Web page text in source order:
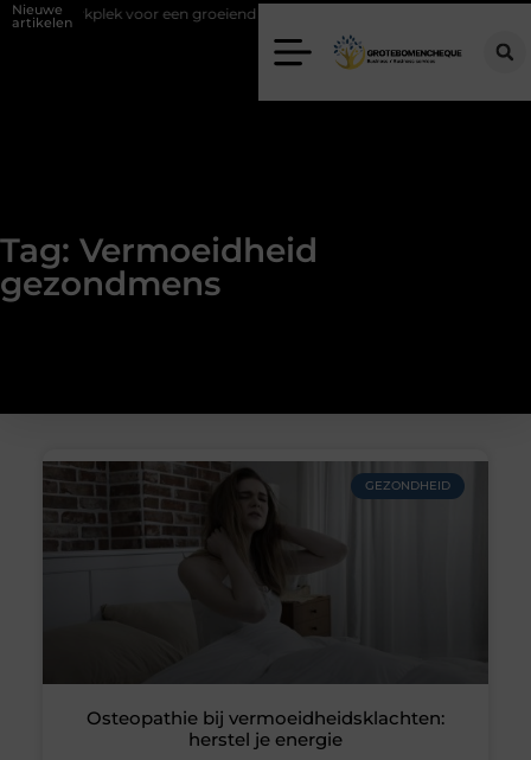
Nieuwe
artikelen
werkplek voor een groeiend team
Tag: Vermoeidheid
gezondmens
GEZONDHEID
Osteopathie bij vermoeidheidsklachten:
herstel je energie